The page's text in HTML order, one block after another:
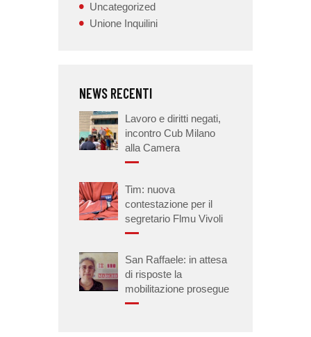
Uncategorized
Unione Inquilini
NEWS RECENTI
Lavoro e diritti negati,
incontro Cub Milano
alla Camera
Tim: nuova
contestazione per il
segretario Flmu Vivoli
San Raffaele: in attesa
di risposte la
mobilitazione prosegue